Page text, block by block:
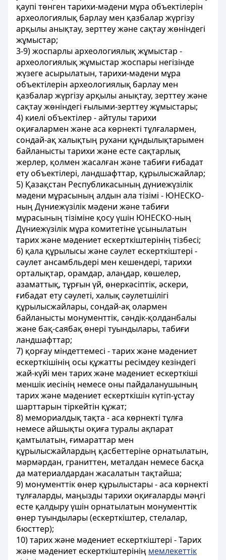
қаупі төнген тарихи-мəдени мұра объектілерін
археологиялық барлау мен қазбалар жүргізу
арқылы анықтау, зерттеу жəне сақтау жөніндегі
жұмыстар;
3-9) жоспарлы археологиялық жұмыстар -
археологиялық жұмыстар жоспары негізінде
жүзеге асырылатын, тарихи-мəдени мұра
объектілерін археологиялық барлау мен
қазбалар жүргізу арқылы анықтау, зерттеу жəне
сақтау жөніндегі ғылыми-зерттеу жұмыстары;
4) киелі объектілер - айтулы тарихи
оқиғалармен және аса көрнекті тұлғалармен,
сондай-ақ халықтың рухани құндылықтарымен
байланысты тарихи және есте сақтарлық
жерлер, қолмен жасалған және табиғи ғибадат
ету объектілері, ландшафттар, құрылысжайлар;
5) Қазақстан Республикасының дүниежүзілік
мәдени мұрасының алдын ала тізімі - ЮНЕСКО-
ның Дүниежүзілік мәдени және табиғи
мұрасының тізіміне қосу үшін ЮНЕСКО-ның
Дүниежүзілік мұра комитетіне ұсынылатын
тарих және мәдениет ескерткіштерінің тізбесі;
6) қала құрылысы және сәулет ескерткіштері -
сәулет ансамбльдері мен кешендері, тарихи
орталықтар, орамдар, алаңдар, көшелер,
азаматтық, тұрғын үй, өнеркәсіптік, әскери,
ғибадат ету сәулеті, халық сәулетшілігі
құрылысжайлары, сондай-ақ олармен
байланысты монументтік, сәндік-қолданбалы
және бақ-саябақ өнері туындылары, табиғи
ландшафттар;
7) қорғау міндеттемесі - тарих және мәдениет
ескерткішінің осы құжатты ресімдеу кезіндегі
жай-күйі мен тарих және мәдениет ескерткіші
меншік иесінің немесе оны пайдаланушының
тарих және мәдениет ескерткішін күтіп-ұстау
шарттарын тіркейтін құжат;
8) мемориалдық тақта - аса көрнекті тұлға
немесе айшықты оқиға туралы ақпарат
қамтылатын, ғимараттар мен
құрылысжайлардың қасбеттеріне орнатылатын,
мәрмәрдан, граниттен, металдан немесе басқа
да материалдардан жасалатын тақтайша;
9) монументтік өнер құрылыстары - аса көрнекті
тұлғаларды, маңызды тарихи оқиғаларды мәңгі
есте қалдыру үшін орнатылатын монументтік
өнер туындылары (ескерткіштер, стелалар,
бюсттер);
10) тарих және мәдениет ескерткіштері - Тарих
және мәдениет ескерткіштерінің мемлекеттік